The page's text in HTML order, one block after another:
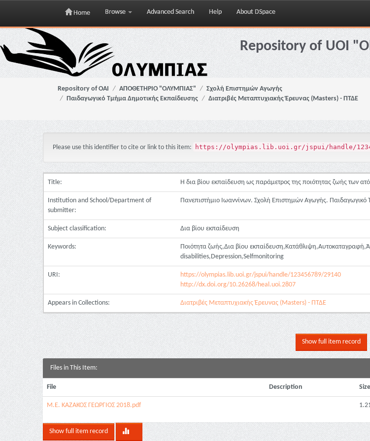
Skip
navigation
Home Browse Advanced Search Help About DSpace
Repository of UOI
Repository of OAI ΑΠΟΘΕΤΗΡΙΟ "ΟΛΥΜΠΙΑΣ"
Σχολή Επιστημών Αγωγής
Παιδαγωγικό Τμήμα Δημοτικής Εκπαίδευσης
Διατριβές Μεταπτυχιακής Έρευνας (Masters) - ΠΤΔΕ
Please use this identifier to cite or link to this item: https://olympias.lib.uoi.gr/jspui/handle/
Title: Η δια βίου εκπαίδευση ως παράμετρος της ποιότητας ζωής των
Institution and School/Department of
submitter:
Πανεπιστήμιο Ιωαννίνων. Σχολή Επιστημών Αγωγής.
Subject classification: Δια βίου εκπαίδευση
Keywords:
Ποιότητα ζωής,Δια βίου
disabilities,Depression,Selfmonitoring
URI:
https://olympias.lib.uoi.gr/jspui/handle/123456789/29140
http://dx.doi.org/10.26268/heal.uoi.2807
Appears in Collections: Διατριβές Μεταπτυχιακής Έρευνας (Masters) - ΠΤΔΕ
Show full item record
Files in This Item:
File Description Size
Μ.Ε. ΚΑΖΑΚΟΣ ΓΕΩΡΓΙΟΣ 2018.pdf
Show full item record